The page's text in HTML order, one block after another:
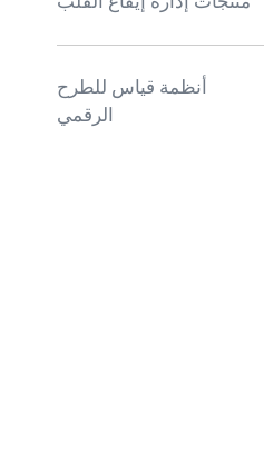
أنظمة قياس للطرح
الرقمي